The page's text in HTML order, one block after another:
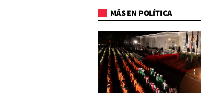
MÁS EN POLÍTICA